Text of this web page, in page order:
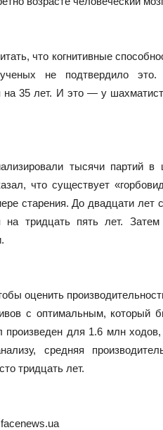
что когнитивные
не подтвердило это.
на 35 лет. И это — у
тысячи партий в
что существует
старения. До двадцати лет
на тридцать пять лет.
оценить
с оптимальным, который
произведен для 1.6 млн
средняя
тридцать лет.